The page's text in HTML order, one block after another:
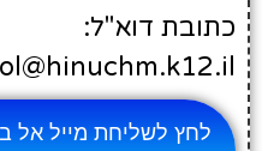
כתובת דוא"ל:
לחץ לשליחת מייל אל